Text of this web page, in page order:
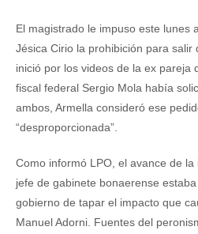
El magistrado le impuso este lunes
Jésica Cirio la prohibición para salir
inició por los videos de la ex pareja
fiscal federal Sergio Mola había
ambos, Armella consideró ese
“desproporcionada”.
Como informó LPO, el avance de
jefe de gabinete bonaerense
gobierno de tapar el impacto que
Manuel Adorni. Fuentes del